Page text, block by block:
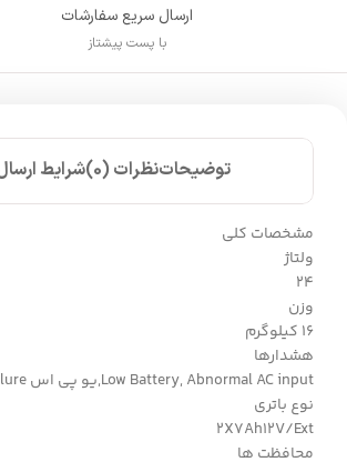
ارسال سریع سفارشات
با پست پیشتاز
توضیحاتنظرات (0) شرایط
مشخصات کلی
ولتاژ
24
وزن
16 کیلوگرم
هشدارها
Low Battery, Abnormal AC input,یو پی اس Failure
نوع باتری
2X7Ah12V/Ext
محافظت ها